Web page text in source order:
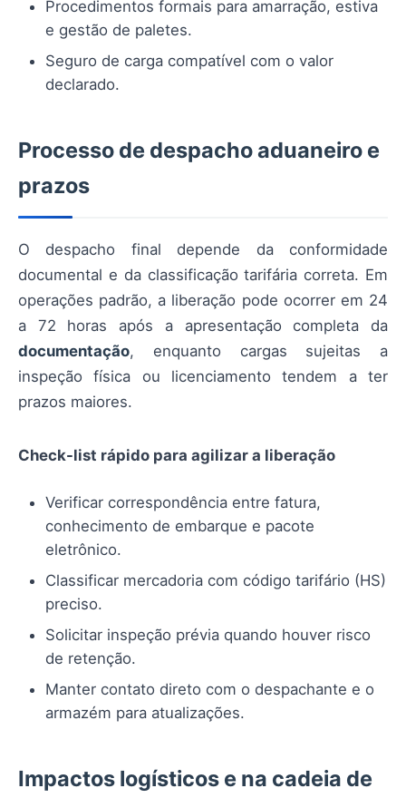
Procedimentos formais para amarração, estiva
e gestão de paletes.
Seguro de carga compatível com o valor
declarado.
Processo de despacho aduaneiro e
prazos
O despacho final depende da conformidade
documental e da classificação tarifária correta. Em
operações padrão, a liberação pode ocorrer em 24
a 72 horas após a apresentação completa da
documentação, enquanto cargas sujeitas a
inspeção física ou licenciamento tendem a ter
prazos maiores.
Check-list rápido para agilizar a liberação
Verificar correspondência entre fatura,
conhecimento de embarque e pacote
eletrônico.
Classificar mercadoria com código tarifário (HS)
preciso.
Solicitar inspeção prévia quando houver risco
de retenção.
Manter contato direto com o despachante e o
armazém para atualizações.
Impactos logísticos e na cadeia de